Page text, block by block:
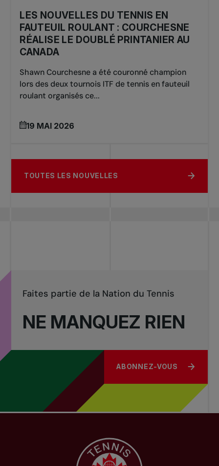
LES NOUVELLES DU TENNIS EN
FAUTEUIL ROULANT : COURCHESNE
RÉALISE LE DOUBLÉ PRINTANIER AU
CANADA
Shawn Courchesne a été couronné champion
lors des deux tournois ITF de tennis en fauteuil
roulant organisés ce...
19 MAI 2026
TOUTES LES NOUVELLES
NE MANQUEZ RIEN
Faites partie de la Nation du Tennis
ABONNEZ-VOUS